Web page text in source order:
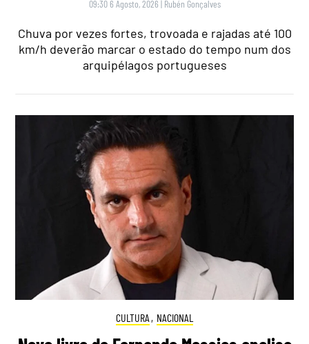
09:30 6 Agosto, 2026 | Rubén Gonçalves
Chuva por vezes fortes, trovoada e rajadas até 100
km/h deverão marcar o estado do tempo num dos
arquipélagos portugueses
CULTURA , NACIONAL